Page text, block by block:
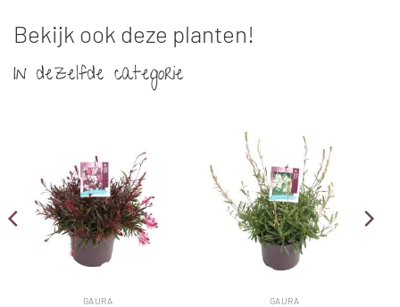
Bekijk ook deze planten!
In dezelfde categorie
GAURA GAURA